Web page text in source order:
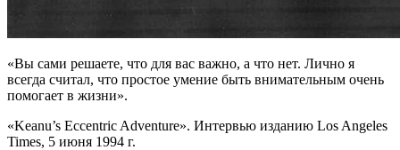
«Вы сами решаете, что для вас важно, а что нет. Лично я
всегда считал, что простое умение быть внимательным очень
помогает в жизни».
«Keanu’s Eccentric Adventure». Интервью изданию Los Angeles
Times, 5 июня 1994 г.